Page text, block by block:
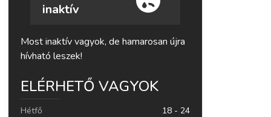
inaktív
Most inaktív vagyok, de hamarosan újra
hívható leszek!
ELÉRHETŐ VAGYOK
Hétfő
18 - 24